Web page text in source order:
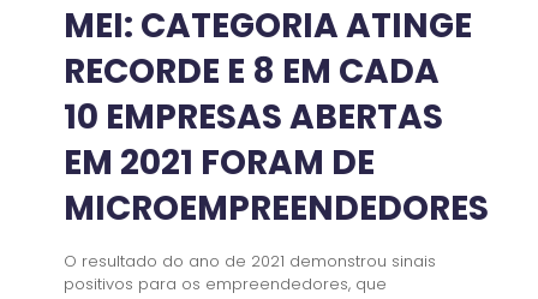
MEI: CATEGORIA ATINGE
RECORDE E 8 EM CADA
10 EMPRESAS ABERTAS
EM 2021 FORAM DE
MICROEMPREENDEDORES
O resultado do ano de 2021 demonstrou sinais
positivos para os empreendedores, que